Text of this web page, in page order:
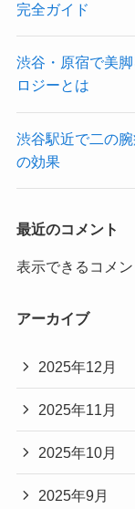
完全ガイド
渋谷・原宿で美
ロジーとは
渋谷駅近で二の
の効果
最近のコメント
表示できるコメン
アーカイブ
2025年12月
2025年11月
2025年10月
2025年9月